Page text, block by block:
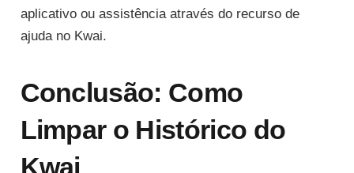
aplicativo ou assistência através do recurso de
ajuda no Kwai.
Conclusão: Como
Limpar o Histórico do
Kwai